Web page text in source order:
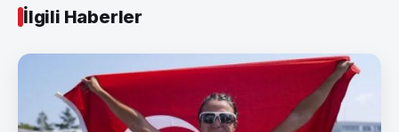
İlgili Haberler